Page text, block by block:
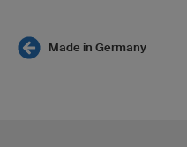
Made in Germany